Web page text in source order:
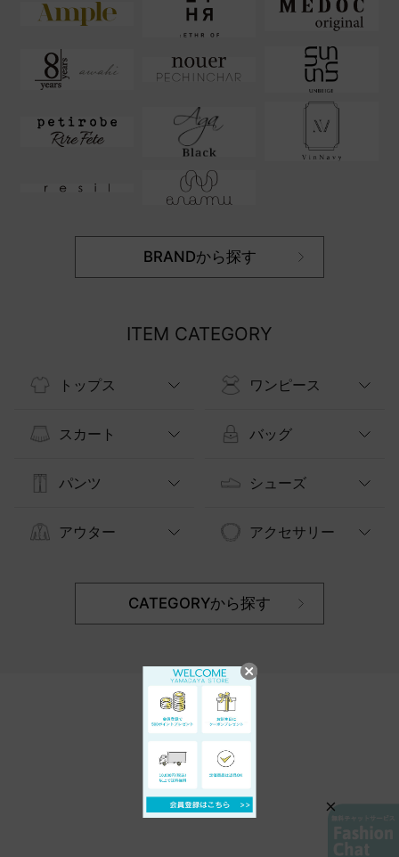
BRANDから探す
ITEM CATEGORY
トップス
スカート
パンツ
アウター
ワンピース
バッグ
シューズ
アクセサリー
CATEGORYから探す